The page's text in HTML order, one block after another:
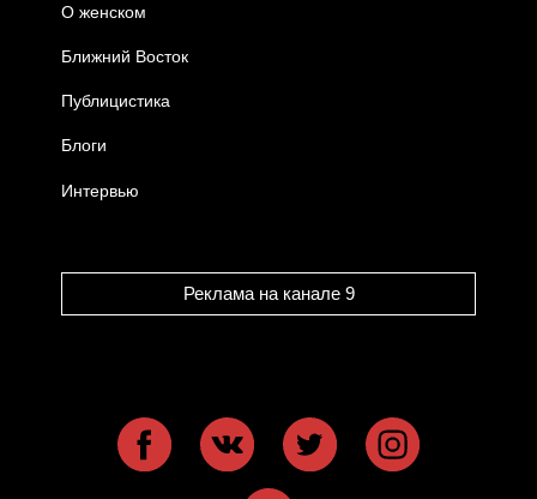
О женском
Ближний Восток
Публицистика
Блоги
Интервью
Реклама на канале 9